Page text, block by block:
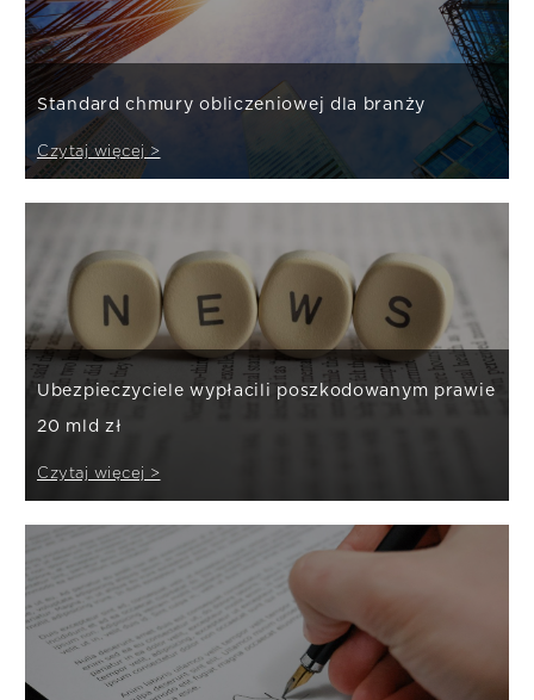
Standard chmury obliczeniowej dla branży
Czytaj więcej >
Ubezpieczyciele wypłacili poszkodowanym prawie
20 mld zł
Czytaj więcej >